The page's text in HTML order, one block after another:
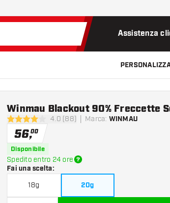
Assistenza
4 stelle di valutazione
4.0 (88) Marca: WINMAU
Winmau Blackout 90% Freccette
56,00
Disponibile
Spedito entro 24 ore
Fai una scelta:
18g 20g